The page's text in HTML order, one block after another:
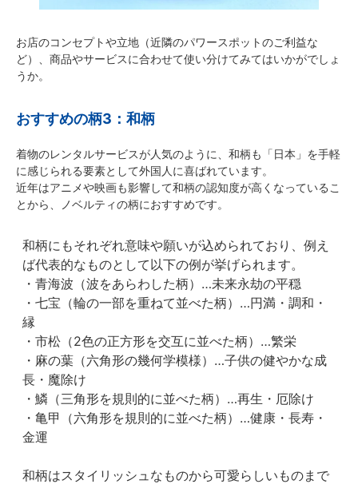
お店のコンセプトや立地（近隣のパワースポットのご利益な
ど）、商品やサービスに合わせて使い分けてみてはいかがでしょ
うか。
おすすめの柄3：和柄
着物のレンタルサービスが人気のように、和柄も「日本」を手軽
に感じられる要素として外国人に喜ばれています。
近年はアニメや映画も影響して和柄の認知度が高くなっているこ
とから、ノベルティの柄におすすめです。
和柄にもそれぞれ意味や願いが込められており、例え
ば代表的なものとして以下の例が挙げられます。
・青海波（波をあらわした柄）…未来永劫の平穏
・七宝（輪の一部を重ねて並べた柄）…円満・調和・
縁
・市松（2色の正方形を交互に並べた柄）…繁栄
・麻の葉（六角形の幾何学模様）…子供の健やかな成
長・魔除け
・鱗（三角形を規則的に並べた柄）…再生・厄除け
・亀甲（六角形を規則的に並べた柄）…健康・長寿・
金運
和柄はスタイリッシュなものから可愛らしいものまで